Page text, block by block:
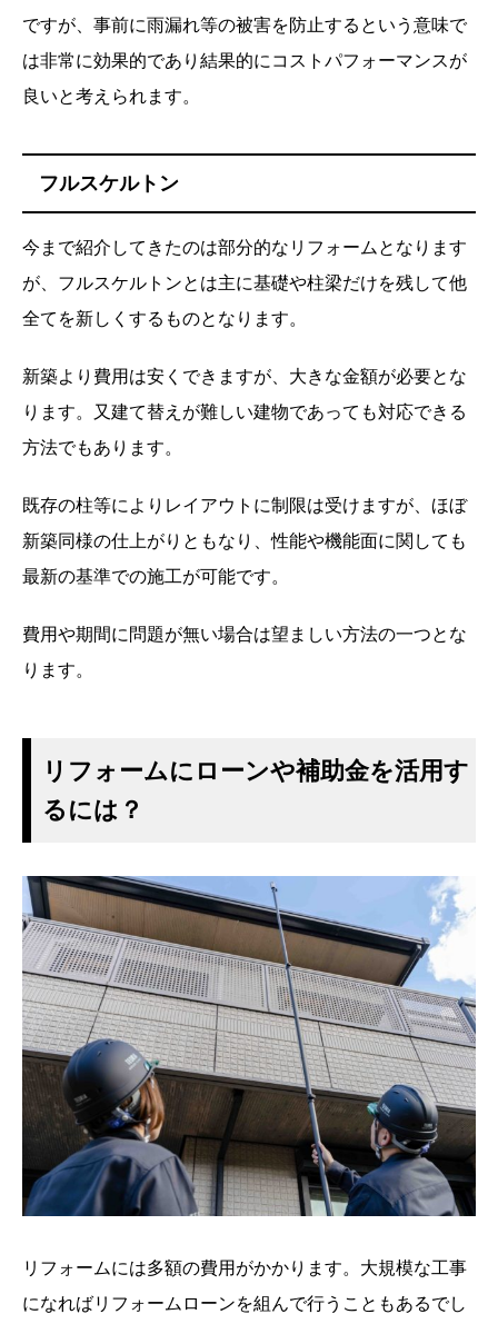
ですが、事前に雨漏れ等の被害を防止するという意味で
は非常に効果的であり結果的にコストパフォーマンスが
良いと考えられます。
フルスケルトン
今まで紹介してきたのは部分的なリフォームとなります
が、フルスケルトンとは主に基礎や柱梁だけを残して他
全てを新しくするものとなります。
新築より費用は安くできますが、大きな金額が必要とな
ります。又建て替えが難しい建物であっても対応できる
方法でもあります。
既存の柱等によりレイアウトに制限は受けますが、ほぼ
新築同様の仕上がりともなり、性能や機能面に関しても
最新の基準での施工が可能です。
費用や期間に問題が無い場合は望ましい方法の一つとな
ります。
リフォームにローンや補助金を活用す
るには？
リフォームには多額の費用がかかります。大規模な工事
になればリフォームローンを組んで行うこともあるでし